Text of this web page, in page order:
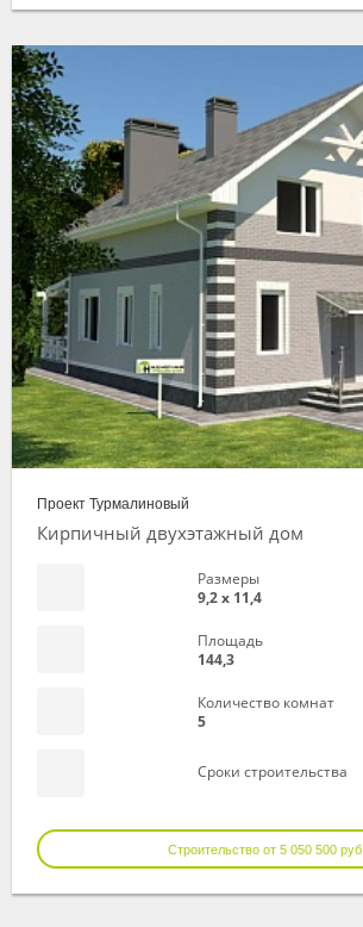
Проект Турмалиновый
Кирпичный двухэтажный дом
Размеры
9,2 х 11,4
Площадь
144,3
Количество комнат
5
Сроки строительства
Строительство от 5 050 500 руб.